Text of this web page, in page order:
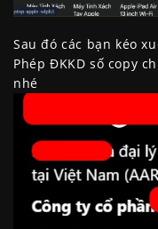
Sau đó các bạn kéo
Phép ĐKKD số copy
nhé